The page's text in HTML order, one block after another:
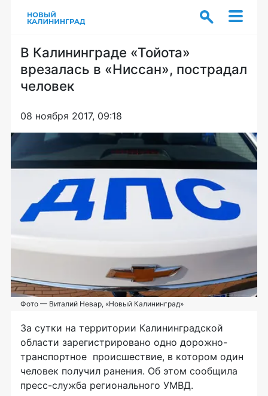
В Калининграде «Тойота»
врезалась в «Ниссан», пострадал
человек
08 ноября 2017, 09:18
Фото — Виталий Невар, «Новый Калининград»
За сутки на территории Калининградской
области зарегистрировано одно дорожно-
транспортное происшествие, в котором один
человек получил ранения. Об этом сообщила
пресс-служба регионального УМВД.